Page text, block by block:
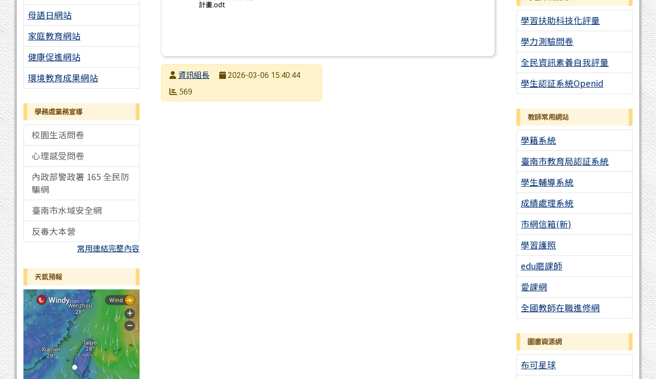
母語日網站
家庭教育網站
健康促進網站
環境教育成果網站
學務處業務宣導
校園生活問卷
心理感受問卷
內政部警政署 165 全民防
騙網
臺南市水域安全網
反毒大本營
常用連結完整內容
天氣預報
計畫.odt
發布者資訊組長
發布日期
2026-03-06 15:40:44
瀏覽次數
569
學習扶助科技化評量
學力測驗問卷
全民資訊素養自我評量
學生認証系統Openid
教師常用網站
學籍系統
臺南市教育局認証系統
學生輔導系統
成績處理系統
市網信箱(新)
學習護照
edu磨課師
愛課網
全國教師在職進修網
圖書資源網
布可星球